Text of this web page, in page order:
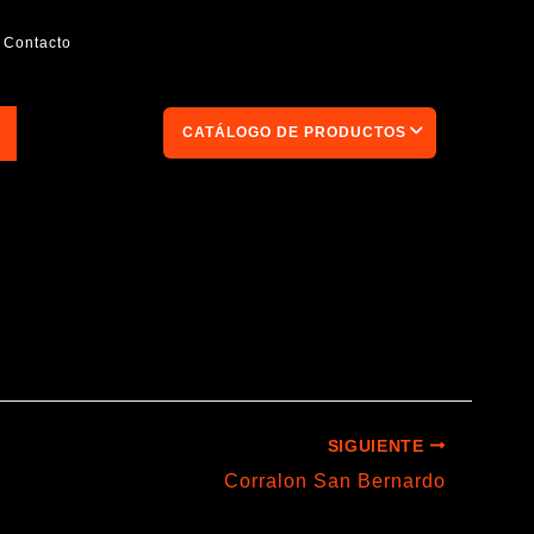
Contacto
CATÁLOGO DE PRODUCTOS
SIGUIENTE
Corralon San Bernardo